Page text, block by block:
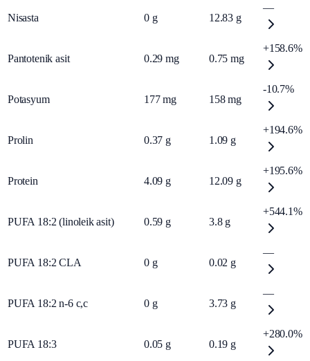
Nisasta 0 g 12.83 g
—
Pantotenik asit 0.29 mg 0.75 mg
+158.6%
Potasyum 177 mg 158 mg
-10.7%
Prolin 0.37 g 1.09 g
+194.6%
Protein 4.09 g 12.09 g
+195.6%
PUFA 18:2 (linoleik asit) 0.59 g 3.8 g
+544.1%
PUFA 18:2 CLA 0 g 0.02 g
—
PUFA 18:2 n-6 c,c 0 g 3.73 g
—
PUFA 18:3 0.05 g 0.19 g
+280.0%